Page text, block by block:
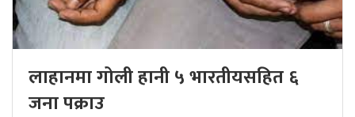
लाहानमा गोली हानी ५ भारतीयसहित ६
जना पक्राउ